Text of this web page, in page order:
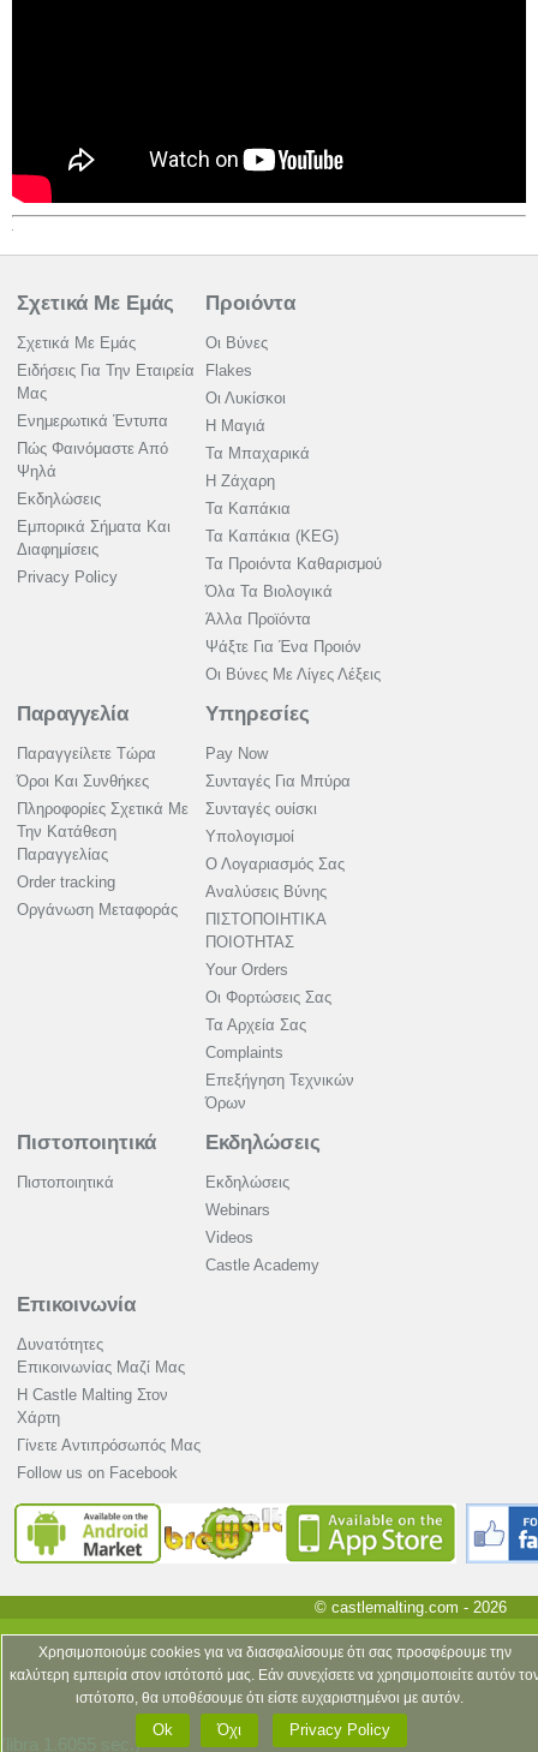
Σχετικά Με Εμάς
Σχετικά Με Εμάς
Ειδήσεις Για Την Εταιρεία
Μας
Ενημερωτικά Έντυπα
Πώς Φαινόμαστε Από
Ψηλά
Εκδηλώσεις
Εμπορικά Σήματα Και
Διαφημίσεις
Privacy Policy
Προιόντα
Οι Βύνες
Flakes
Οι Λυκίσκοι
Η Μαγιά
Τα Μπαχαρικά
Η Ζάχαρη
Τα Καπάκια
Τα Καπάκια (KEG)
Τα Προιόντα Καθαρισμού
Όλα Τα Βιολογικά
Άλλα Προϊόντα
Ψάξτε Για Ένα Προιόν
Οι Βύνες Με Λίγες Λέξεις
Παραγγελία
Παραγγείλετε Τώρα
Όροι Και Συνθήκες
Πληροφορίες Σχετικά Με
Την Κατάθεση
Παραγγελίας
Order tracking
Οργάνωση Μεταφοράς
Υπηρεσίες
Pay Now
Συνταγές Για Μπύρα
Συνταγές ουίσκι
Υπολογισμοί
Ο Λογαριασμός Σας
Αναλύσεις Βύνης
ΠΙΣΤΟΠΟΙΗΤΙΚΑ
ΠΟΙΟΤΗΤΑΣ
Your Orders
Οι Φορτώσεις Σας
Τα Αρχεία Σας
Complaints
Επεξήγηση Τεχνικών
Όρων
Πιστοποιητικά
Πιστοποιητικά
Εκδηλώσεις
Εκδηλώσεις
Webinars
Videos
Castle Academy
Επικοινωνία
Δυνατότητες
Επικοινωνίας Μαζί Μας
Η Castle Malting Στον
Χάρτη
Γίνετε Αντιπρόσωπός Μας
Follow us on Facebook
© castlemalting.com - 2026
Χρησιμοποιούμε cookies για να διασφαλίσουμε ότι σας προσφέρουμε την
καλύτερη εμπειρία στον ιστότοπό μας. Εάν συνεχίσετε να χρησιμοποιείτε αυτόν
ιστότοπο, θα υποθέσουμε ότι είστε ευχαριστημένοι με αυτόν.
Ok Όχι Privacy Policy
(libra 1.6055 sec.)